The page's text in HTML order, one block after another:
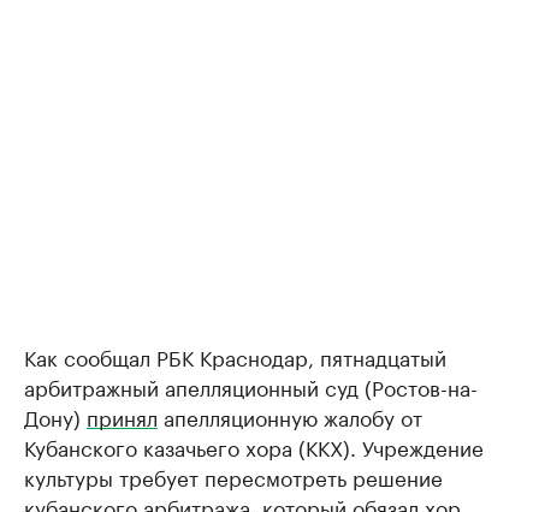
Как сообщал РБК Краснодар, пятнадцатый
арбитражный апелляционный суд (Ростов-на-
Дону) принял апелляционную жалобу от
Кубанского казачьего хора (ККХ). Учреждение
культуры требует пересмотреть решение
кубанского арбитража, который обязал хор